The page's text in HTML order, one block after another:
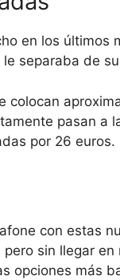
en los últimos
separaba de
colocan
pasan a
por 26 euros.
con estas
sin llegar en
opciones más